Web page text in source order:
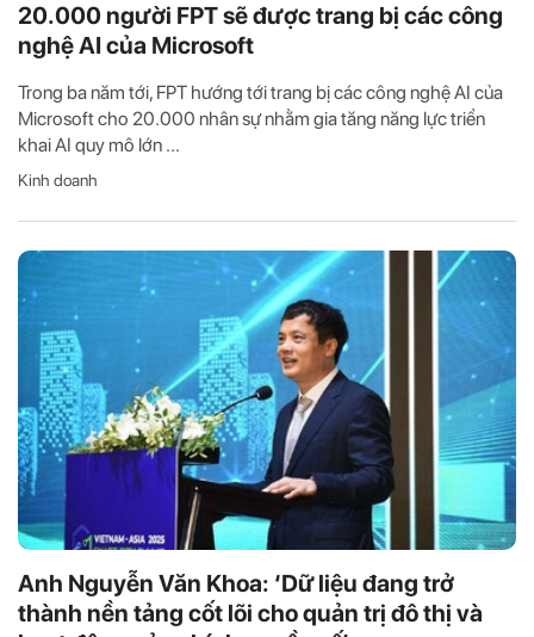
20.000 người FPT sẽ được trang bị các công
nghệ AI của Microsoft
Trong ba năm tới, FPT hướng tới trang bị các công nghệ AI của
Microsoft cho 20.000 nhân sự nhằm gia tăng năng lực triển
khai AI quy mô lớn ...
Kinh doanh
Anh Nguyễn Văn Khoa: ‘Dữ liệu đang trở
thành nền tảng cốt lõi cho quản trị đô thị và